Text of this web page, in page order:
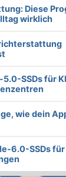
Diese
wirklich
5.0-SSDs für
wie dein
6.0-SSDs